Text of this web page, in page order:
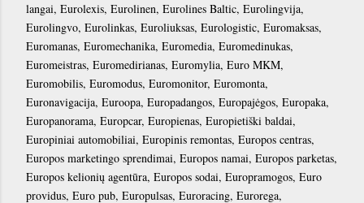
langai, Eurolexis, Eurolinen, Eurolines Baltic, Eurolingvija,
Eurolingvo, Eurolinkas, Euroliuksas, Eurologistic, Euromaksas,
Euromanas, Euromechanika, Euromedia, Euromedinukas,
Euromeistras, Euromedirianas, Euromylia, Euro MKM,
Euromobilis, Euromodus, Euromonitor, Euromonta,
Euronavigacija, Euroopa, Europadangos, Europajėgos, Europaka,
Europanorama, Europcar, Europienas, Europietiški baldai,
Europiniai automobiliai, Europinis remontas, Europos centras,
Europos marketingo sprendimai, Europos namai, Europos parketas,
Europos kelionių agentūra, Europos sodai, Europramogos, Euro
providus, Euro pub, Europulsas, Euroracing, Eurorega,